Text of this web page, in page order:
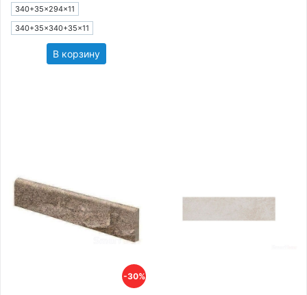
340+35×294×11
340+35×340+35×11
В корзину
-30%